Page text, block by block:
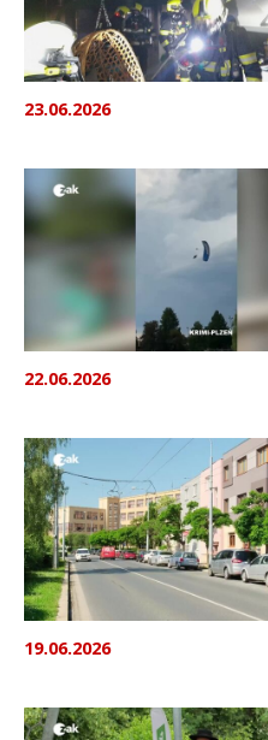
23.06.2026
22.06.2026
19.06.2026